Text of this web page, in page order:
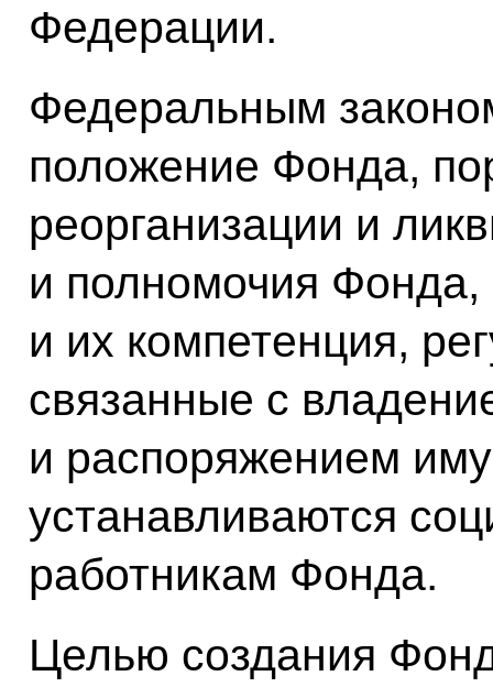
Федерации.
Федеральным
положение Фонда,
реорганизации и
и полномочия
и их компетенция,
связанные с
и распоряжением
устанавливаются
работникам Фонда.
Целью создания